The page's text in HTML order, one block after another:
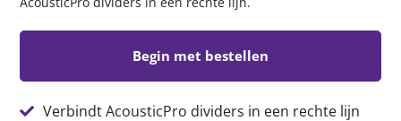
Begin met bestellen
Verbindt AcousticPro dividers in een rechte lijn